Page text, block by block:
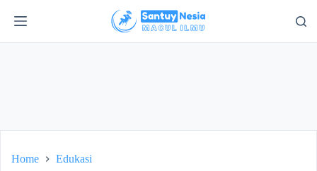
k
n
t
Home Edukasi